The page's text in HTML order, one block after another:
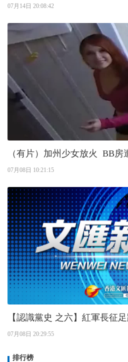
07月14日 20:08:42
（有片）加州少女放火 BB房
07月08日 10:21:15
【認識黨史 之六】紅軍
07月08日 20:29:55
排行榜